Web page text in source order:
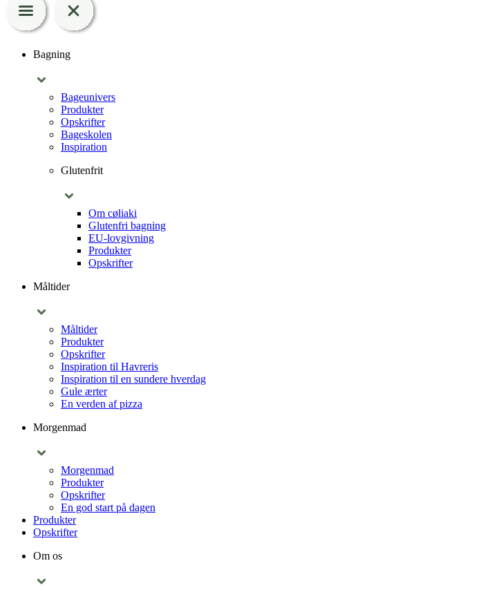
Bagning
Bageunivers
Produkter
Opskrifter
Bageskolen
Inspiration
Glutenfrit
Om cøliaki
Glutenfri bagning
EU-lovgivning
Produkter
Opskrifter
Måltider
Måltider
Produkter
Opskrifter
Inspiration til Havreris
Inspiration til en sundere hverdag
Gule ærter
En verden af pizza
Morgenmad
Morgenmad
Produkter
Opskrifter
En god start på dagen
Produkter
Opskrifter
Om os